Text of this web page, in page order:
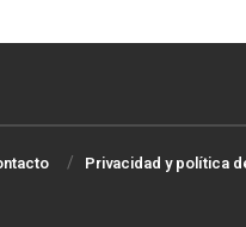
Privacidad y política